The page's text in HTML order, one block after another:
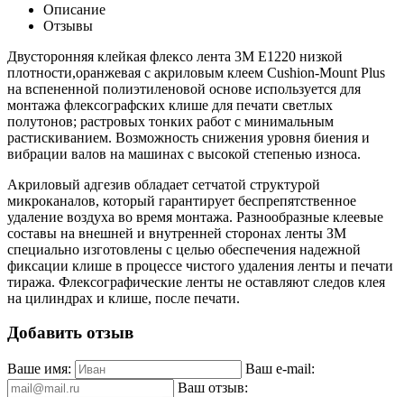
Описание
Отзывы
Двусторонняя клейкая флексо лента 3М E1220 низкой
плотности,оранжевая с акриловым клеем Cushion-Mount Plus
на вспененной полиэтиленовой основе используется для
монтажа флексографских клише для печати светлых
полутонов; растровых тонких работ с минимальным
растискиванием. Возможность снижения уровня биения и
вибрации валов на машинах с высокой степенью износа.
Акриловый адгезив обладает сетчатой структурой
микроканалов, который гарантирует беспрепятственное
удаление воздуха во время монтажа. Разнообразные клеевые
составы на внешней и внутренней сторонах ленты ЗМ
специально изготовлены с целью обеспечения надежной
фиксации клише в процессе чистого удаления ленты и печати
тиража. Флексографические ленты не оставляют следов клея
на цилиндрах и клише, после печати.
Добавить отзыв
Ваше имя:
Ваш e-mail:
Ваш отзыв: